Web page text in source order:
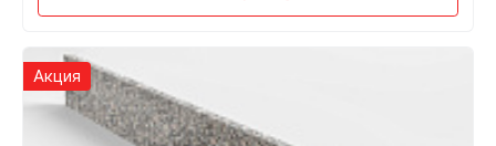
Акция